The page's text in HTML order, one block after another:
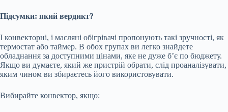
Підсумки: який вердикт?
І конвекторні, і масляні обігрівачі пропонують такі зручності, як
термостат або таймер. В обох групах ви легко знайдете
обладнання за доступними цінами, яке не дуже б’є по бюджету.
Якщо ви думаєте, який же пристрій обрати, слід проаналізувати,
яким чином ви збираєтесь його використовувати.
Вибирайте конвектор, якщо: